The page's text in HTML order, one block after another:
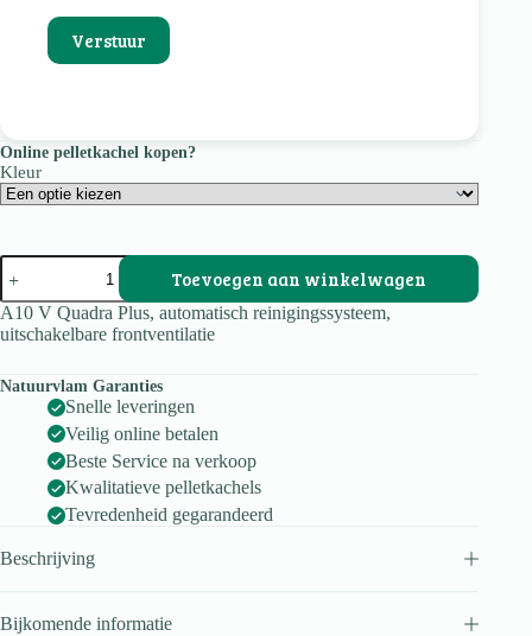
Online pelletkachel kopen?
Kleur
A10
V
Quadra
Plus
top
Toevoegen aan winkelwagen
A10 V Quadra Plus, automatisch reinigingssysteem,
uitschakelbare frontventilatie
Natuurvlam Garanties
Snelle leveringen
Veilig online betalen
Beste Service na verkoop
Kwalitatieve pelletkachels
Tevredenheid gegarandeerd
Beschrijving
Bijkomende informatie